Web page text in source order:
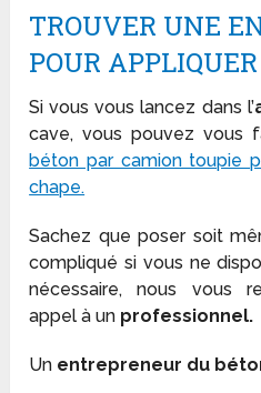
TROUVER UNE
POUR
Si vous vous lancez dans l’
cave, vous pouvez vous
béton par camion toupie
chape.
Sachez que poser soit
compliqué si vous ne
nécessaire, nous vous
appel à un professionnel.
Un entrepreneur du